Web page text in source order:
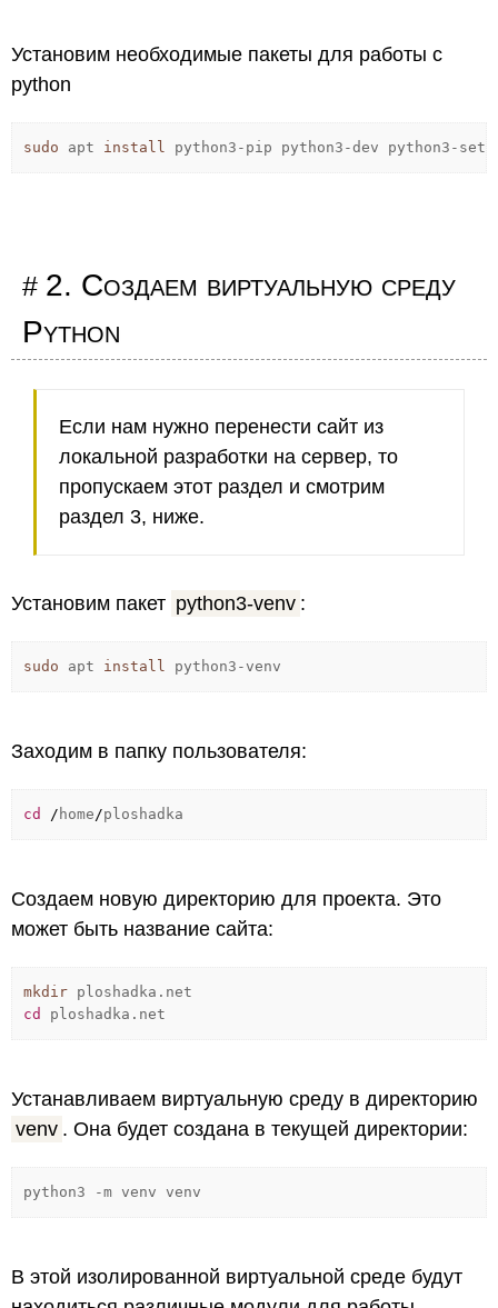
Установим необходимые пакеты для работы с
python
sudo apt install python3-pip python3-dev python3-
2. Создаем виртуальную среду
Python
Если нам нужно перенести сайт из
локальной разработки на сервер, то
пропускаем этот раздел и смотрим
раздел 3, ниже.
Установим пакет python3-venv :
sudo apt install python3-venv
Заходим в папку пользователя:
cd / home/ploshadka
Создаем новую директорию для проекта. Это
может быть название сайта:
mkdir ploshadka.net
cd
ploshadka.net
Устанавливаем виртуальную среду в директорию
venv . Она будет создана в текущей директории:
python3 -m venv venv
В этой изолированной виртуальной среде будут